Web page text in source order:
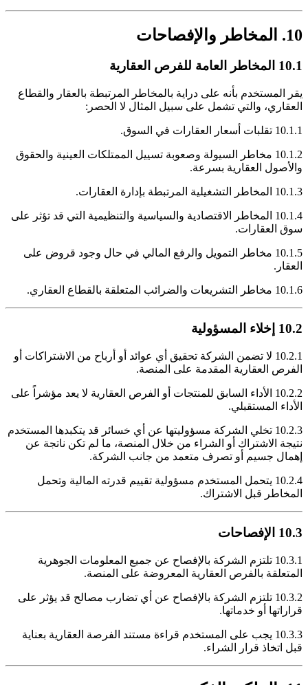
10. المخاطر والإفصاحات
10.1 المخاطر العامة للفرص العقارية
يقر المستخدم بأنه على دراية بالمخاطر المرتبطة بالعقار والقطاع
العقاري، والتي تشمل على سبيل المثال لا الحصر:
10.1.1 تقلبات أسعار العقارات في السوق.
10.1.2 مخاطر السيولة وصعوبة تسييل الممتلكات العينية والحقوق
والأصول العقارية بسرعة.
10.1.3 المخاطر التشغيلية المرتبطة بإدارة العقارات.
10.1.4 المخاطر الاقتصادية والسياسية والتنظيمية التي قد تؤثر على
سوق العقارات.
10.1.5 مخاطر التمويل والرفع المالي في حال وجود قروض على
العقار.
10.1.6 مخاطر التشريعات والضرائب المتعلقة بالقطاع العقاري.
10.2 إخلاء المسؤولية
10.2.1 لا تضمن الشركة تحقيق أي عوائد أو أرباح من الاشتراكات أو
الفرص العقارية المقدمة على المنصة.
10.2.2 الأداء السابق للمنتجات أو الفرص العقارية لا يعد مؤشراً على
الأداء المستقبلي.
10.2.3 تخلي الشركة مسؤوليتها عن أي خسائر قد يتكبدها المستخدم
نتيجة الاشتراك أو الشراء من خلال المنصة، ما لم تكن ناتجة عن
إهمال جسيم أو تصرف متعمد من جانب الشركة.
10.2.4 يتحمل المستخدم مسؤولية تقييم قدرته المالية وتحمل
المخاطر قبل الاشتراك.
10.3 الإفصاحات
10.3.1 تلتزم الشركة بالإفصاح عن جميع المعلومات الجوهرية
المتعلقة بالفرص العقارية المعروضة على المنصة.
10.3.2 تلتزم الشركة بالإفصاح عن أي تضارب مصالح قد يؤثر على
قراراتها أو خدماتها.
10.3.3 يجب على المستخدم قراءة مستند الفرصة العقارية بعناية
قبل اتخاذ قرار الشراء.